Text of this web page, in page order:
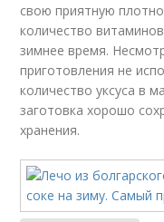
свою приятную
количество
зимнее время.
приготовления не
количество уксуса в
заготовка хорошо
хранения.